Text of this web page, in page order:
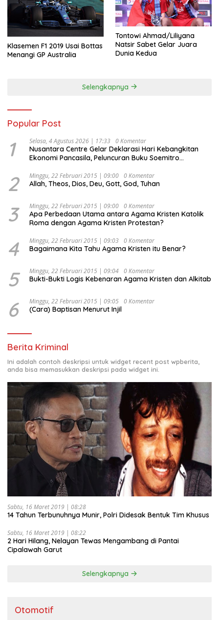
Klasemen F1 2019 Usai Bottas
Menangi GP Australia
Tontowi Ahmad/Liliyana
Natsir Sabet Gelar Juara
Dunia Kedua
Selengkapnya
Popular Post
1 Selasa, 4 Agustus 2026 | 17:33 0 Komentar
Nusantara Centre Gelar Deklarasi Hari Kebangkitan
Ekonomi Pancasila, Peluncuran Buku Soemitro
Ekonomi Politik Indonesia) & Simposium Nasional
“Urgensi Undang-Undang Perekonomian Nasional dan
Indonesia Emas 2045”,
2 Minggu, 22 Februari 2015 | 09:00 0 Komentar
Allah, Theos, Dios, Deu, Gott, God, Tuhan
3 Minggu, 22 Februari 2015 | 09:00 0 Komentar
Apa Perbedaan Utama antara Agama Kristen Katolik
Roma dengan Agama Kristen Protestan?
4 Minggu, 22 Februari 2015 | 09:03 0 Komentar
Bagaimana Kita Tahu Agama Kristen itu Benar?
5 Minggu, 22 Februari 2015 | 09:04 0 Komentar
Bukti-Bukti Logis Kebenaran Agama Kristen dan Alkitab
6 Minggu, 22 Februari 2015 | 09:05 0 Komentar
(Cara) Baptisan Menurut Injil
Berita Kriminal
Ini adalah contoh deskripsi untuk widget recent post wpberita,
anda bisa memasukkan deskripsi pada widget ini.
Sabtu, 16 Maret 2019 | 08:28
14 Tahun Terbunuhnya Munir, Polri Didesak Bentuk Tim Khusus
Sabtu, 16 Maret 2019 | 08:22
2 Hari Hilang, Nelayan Tewas Mengambang di Pantai
Cipalawah Garut
Selengkapnya
Otomotif